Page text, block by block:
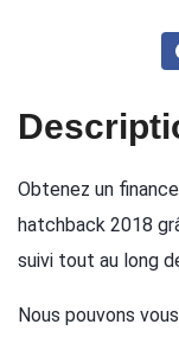
Obtenez un
hatchback 2018
suivi tout au long
Nous pouvons